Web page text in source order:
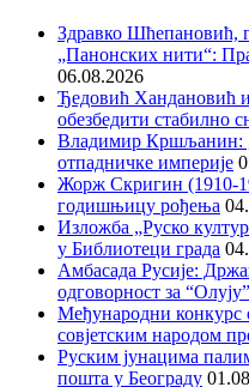
Здравко Шћепановић,
„Панонских нити“:
06.08.2026
Ђедовић Хандановић
обезбедити стабилно
Владимир Кршљанин:
отпадничке империје
Жорж Скригин (1910-
годишњицу рођења
Изложба „Руско
у Библиотеци града
Амбасада Русије:
одговорност за “Олују”
Међународни конкурс
совјетским народом
Руским јунацима
пошта у Београду